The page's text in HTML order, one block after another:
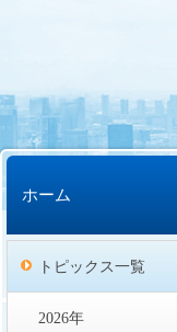
ホーム
トピックス一覧
2026年